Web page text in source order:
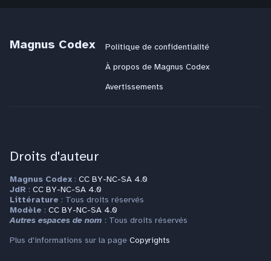
Magnus Codex
Politique de confidentialité
À propos de Magnus Codex
Avertissements
Droits d'auteur
Magnus Codex : CC BY-NC-SA 4.0
JdR : CC BY-NC-SA 4.0
Littérature : Tous droits réservés
Modèle : CC BY-NC-SA 4.0
Autres espaces de nom : Tous droits réservés
Plus d'informations sur la page Copyrights